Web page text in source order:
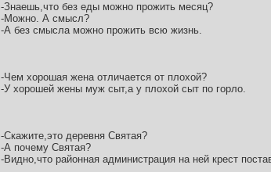
-Знаешь,что без еды можно прожить месяц?
-Можно. А смысл?
-А без смысла можно прожить всю жизнь.
-Чем хорошая жена отличается от плохой?
-У хорошей жены муж сыт,а у плохой сыт по горло.
-Скажите,это деревня Святая?
-А почему Святая?
-Видно,что районная администрация на ней крест